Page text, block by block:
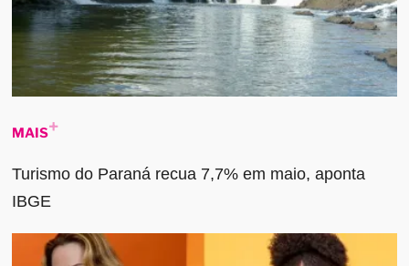
MAIS
Turismo do Paraná recua 7,7% em maio, aponta
IBGE